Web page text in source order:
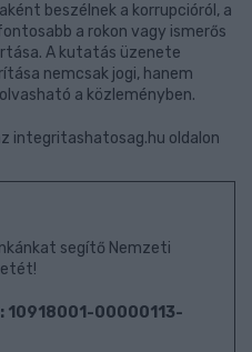
beszélnek a korrupcióról, a
a rokon vagy ismerős
A kutatás üzenete
nemcsak jogi, hanem
a közleményben.
integritashatosag.hu oldalon
segítő Nemzeti
00000113-